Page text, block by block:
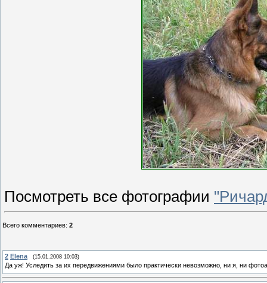
Посмотреть все фотографии
Всего комментариев: 2
2 Elena (15.01.2008 10:03)
Да уж! Уследить за их передвижениями было практически невозможно, ни я, ни